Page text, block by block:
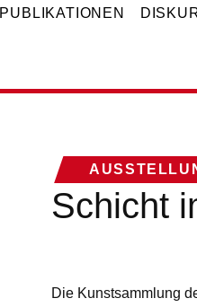
PUBLIKATIONEN
Schicht
Die Kunstsammlung